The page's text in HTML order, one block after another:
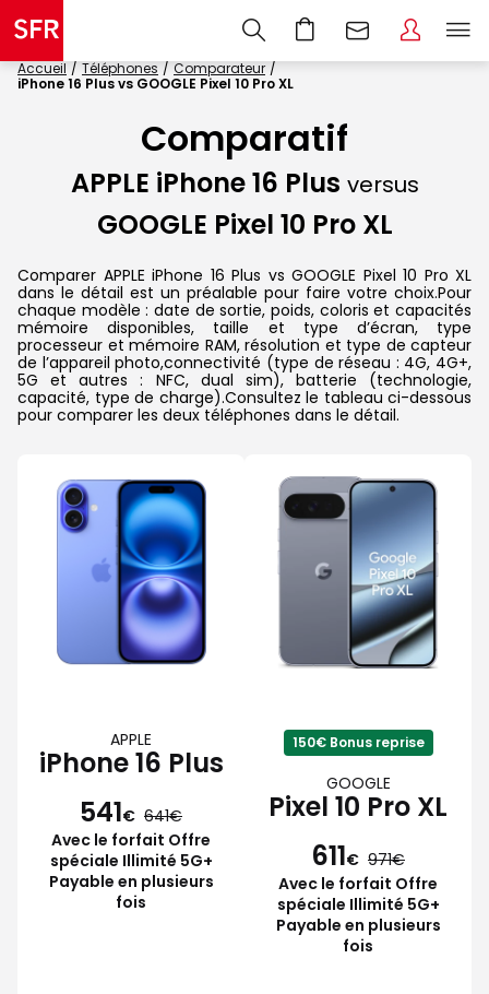
Accueil Téléphones
Comparateur
iPhone 16 Plus vs GOOGLE Pixel 10 Pro XL
Comparatif
APPLE iPhone 16 Plus versus
GOOGLE Pixel 10 Pro XL
Comparer APPLE iPhone 16 Plus vs GOOGLE Pixel 10 Pro XL
dans le détail est un préalable pour faire votre choix.Pour
chaque modèle : date de sortie, poids, coloris et capacités
mémoire disponibles, taille et type d’écran, type
processeur et mémoire RAM, résolution et type de capteur
de l’appareil photo,connectivité (type de réseau : 4G, 4G+,
5G et autres : NFC, dual sim), batterie (technologie,
capacité, type de charge).Consultez le tableau ci-dessous
pour comparer les deux téléphones dans le détail.
APPLE
iPhone 16 Plus
541€ 641
Avec le forfait Offre
spéciale Illimité 5G+
Payable en plusieurs
fois
150€ Bonus reprise
GOOGLE
Pixel 10 Pro XL
611€ 971
Avec le forfait Offre
spéciale Illimité 5G+
Payable en plusieurs
fois